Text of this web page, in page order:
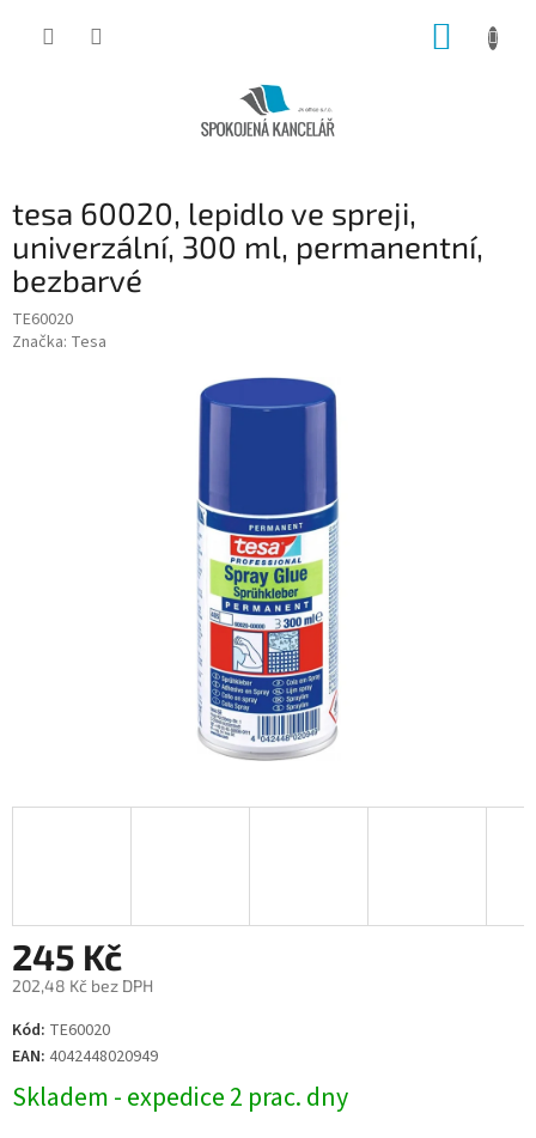
tesa 60020, lepidlo ve spreji,
univerzální, 300 ml, permanentní,
bezbarvé
TE60020
Značka: Tesa
245 Kč
202,48 Kč bez DPH
Měrná
cena:
Kód: TE60020
EAN: 4042448020949
Skladem - expedice 2 prac. dny